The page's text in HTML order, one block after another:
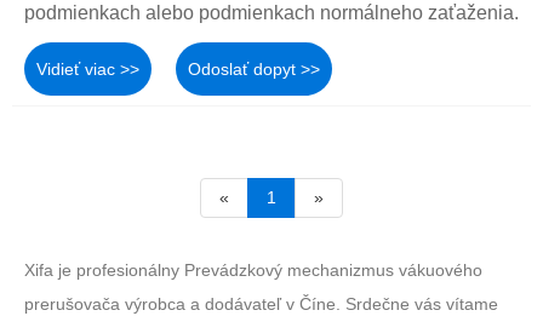
podmienkach alebo podmienkach normálneho zaťaženia.
Vidieť viac >> Odoslať dopyt >>
« 1 »
Xifa je profesionálny Prevádzkový mechanizmus vákuového
prerušovača výrobca a dodávateľ v Číne. Srdečne vás vítame